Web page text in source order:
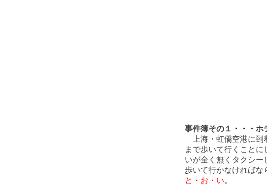
事件簿その１・・・ホ
上海・虹僑空港に到
まで歩いて行くこと
いが全く無くタクシ
歩いて行かなければな
と・お・い。